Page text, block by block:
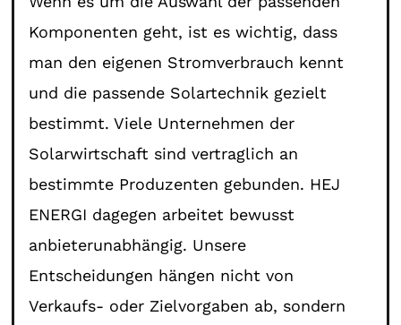
Komponenten geht, ist es wichtig, dass
man den eigenen Stromverbrauch kennt
und die passende Solartechnik gezielt
bestimmt. Viele Unternehmen der
Solarwirtschaft sind vertraglich an
bestimmte Produzenten gebunden. HEJ
ENERGI dagegen arbeitet bewusst
anbieterunabhängig. Unsere
Entscheidungen hängen nicht von
Verkaufs- oder Zielvorgaben ab, sondern